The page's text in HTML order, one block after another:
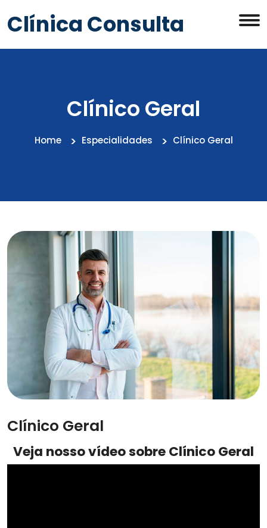
Clínica Consulta
Clínico Geral
Home Especialidades Clínico Geral
Clínico Geral
Veja nosso vídeo sobre Clínico Geral